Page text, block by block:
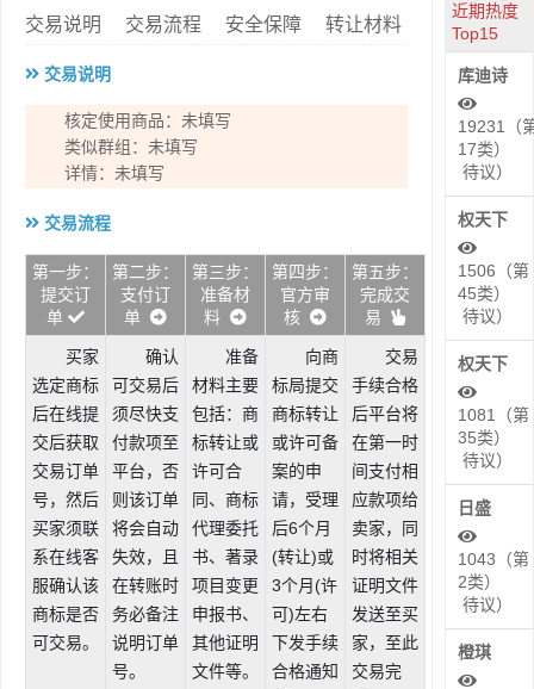
交易说明 交易流程 安全保障 转让材料
交易说明
核定使用商品：未填写
类似群组：未填写
详情：未填写
交易流程
第一步：
提交订
单
第二步：
支付订
单
第三步：
准备材
料
第四步：
官方审
核
第五步：
完成交
易
买家
选定商标
后在线提
交后获取
交易订单
号，然后
买家须联
系在线客
服确认该
商标是否
可交易。
确认
可交易后
须尽快支
付款项至
平台，否
则该订单
将会自动
失效，且
在转账时
务必备注
说明订单
号。
准备
材料主要
包括：商
标转让或
许可合
同、商标
代理委托
书、著录
项目变更
申报书、
其他证明
文件等。
向商
标局提交
商标转让
或许可备
案的申
请，受理
后6个月
(转让)或
3个月(许
可)左右
下发手续
合格通知
交易
手续合格
后平台将
在第一时
间支付相
应款项给
卖家，同
时将相关
证明文件
发送至买
家，至此
交易完
近期热度
Top15
库迪诗
19231（
17类）
待议）
权天下
1506（第
45类）
待议）
权天下
1081（第
35类）
待议）
日盛
1043（第
2类）
待议）
橙琪